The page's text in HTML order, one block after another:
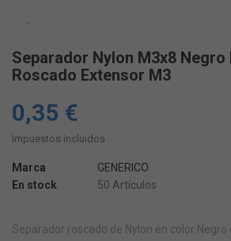
Separador Nylon M3x8 Negro
Roscado Extensor M3
0,35 €
Impuestos incluidos
Marca
GENERICO
En stock
50 Artículos
Separador roscado de Nylon en color Negro